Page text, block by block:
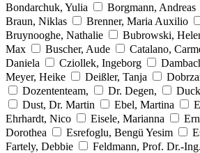
Bondarchuk, Yulia
Borgmann, Andreas
Braun, Niklas
Brenner, Maria Auxilio
Bruynooghe, Nathalie
Bubrowski,
Max
Buscher, Aude Catalano,
Daniela
Cziollek, Ingeborg
Meyer, Heike
Deißler, Tanja
Dozententeam,
Dr. Degen,
Dust, Dr. Martin
Ebel, Martina
Ehrhardt, Nico
Eisele, Marianna
Dorothea
Esrefoglu, Bengü Yesim
Fartely, Debbie
Feldmann, Prof. Dr.-